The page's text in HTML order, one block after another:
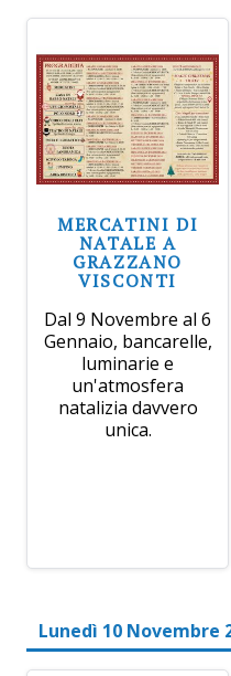
MERCATINI DI
NATALE A
GRAZZANO
VISCONTI
Dal 9 Novembre al 6
Gennaio, bancarelle,
luminarie e
un'atmosfera
natalizia davvero
unica.
Lunedì 10 Novembre